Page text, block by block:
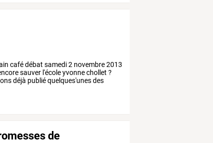
cafédébat samedi2 novembre2013
sauver l'écoleyvonnechollet ?
déjà publiéquelques'unesdes
de